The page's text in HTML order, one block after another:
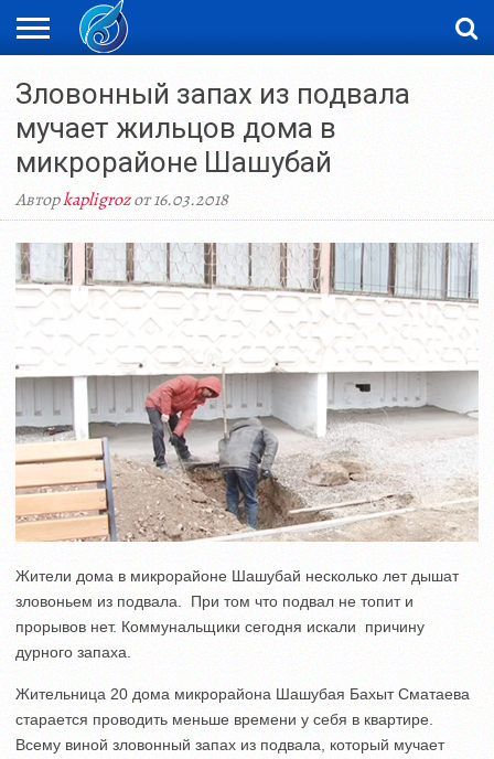
НОВОСТИ
ВИДЕО
ФОТОРЕПОРТАЖИ
ОРКЕН
Зловонный запах из подвала
мучает жильцов дома в
микрорайоне Шашубай
Авторkapligrozот 16.03.2018
Жители дома в микрорайоне Шашубай несколько лет дышат
зловоньем из подвала. При том что подвал не топит и
прорывов нет. Коммунальщики сегодня искали причину
дурного запаха.
Жительница 20 дома микрорайона Шашубая Бахыт Сматаева
старается проводить меньше времени у себя в квартире.
Всему виной зловонный запах из подвала, который мучает